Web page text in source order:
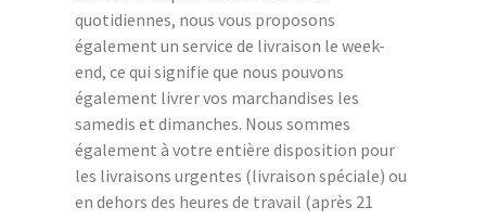
quotidiennes, nous vous proposons
également un service de livraison le week-
end, ce qui signifie que nous pouvons
également livrer vos marchandises les
samedis et dimanches. Nous sommes
également à votre entière disposition pour
les livraisons urgentes (livraison spéciale) ou
en dehors des heures de travail (après 21